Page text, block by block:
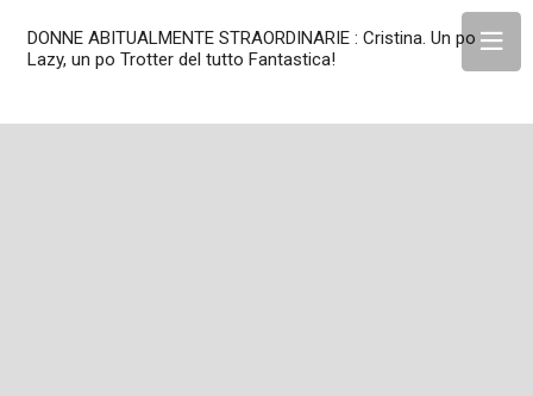
DONNE ABITUALMENTE STRAORDINARIE : Cristina. Un po
Lazy, un po Trotter del tutto Fantastica!